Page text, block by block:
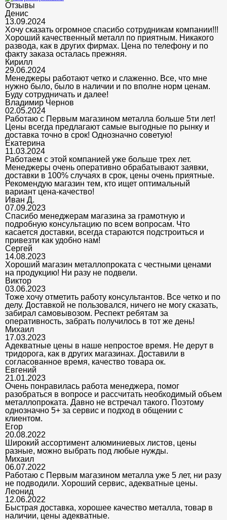
Отзывы
Денис
13.09.2024
Хочу сказать огромное спасибо сотрудникам компании!!!
Хороший качественный металл по приятным. Никакого
развода, как в других фирмах. Цена по телефону и по
факту заказа осталась прежняя.
Кирилл
29.06.2024
Менеджеры работают четко и слаженно. Все, что мне
нужно было, было в наличии и по вполне норм ценам.
Буду сотрудничать и далее!
Владимир Чернов
02.05.2024
Работаю с Первым магазином металла больше 5ти лет!
Цены всегда предлагают самые выгодные по рынку и
доставка точно в срок! Однозначно советую!
Екатерина
11.03.2024
Работаем с этой компанией уже больше трех лет.
Менеджеры очень оперативно обрабатывают заявки,
доставки в 100% случаях в срок, цены очень приятные.
Рекомендую магазин тем, кто ищет оптимальный
вариант цена-качество!
Иван Д.
07.09.2023
Спасибо менеджерам магазина за грамотную и
подробную консультацию по всем вопросам. Что
касается доставки, всегда стараются подстроиться и
привезти как удобно нам!
Сергей
14.08.2023
Хороший магазин металлопроката с честными ценами
на продукцию! Ни разу не подвели.
Виктор
03.06.2023
Тоже хочу отметить работу консультантов. Все четко и по
делу. Доставкой не пользовался, ничего не могу сказать,
забирал самовывозом. Респект ребятам за
оперативность, забрать получилось в тот же день!
Михаил
17.03.2023
Адекватные цены в наше непростое время. Не дерут в
тридорога, как в других магазинах. Доставили в
согласованное время, качество товара ок.
Евгений
21.01.2023
Очень понравилась работа менеджера, помог
разобраться в вопросе и рассчитать необходимый объем
металлопроката. Давно не встречал такого. Поэтому
однозначно 5+ за сервис и подход в общении с
клиентом.
Егор
20.08.2022
Широкий ассортимент алюминиевых листов, цены
разные, можно выбрать под любые нужды.
Михаил
06.07.2022
Работаю с Первым магазином металла уже 5 лет, ни разу
не подводили. Хороший сервис, адекватные цены.
Леонид
12.06.2022
Быстрая доставка, хорошее качество металла, товар в
наличии, цены адекватные.